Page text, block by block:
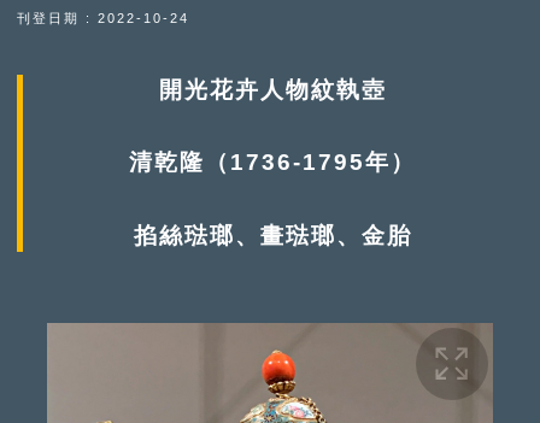
刊登日期 : 2022-10-24
開光花卉人物紋執壺
清乾隆（1736-1795年）
掐絲琺瑯、畫琺瑯、金胎